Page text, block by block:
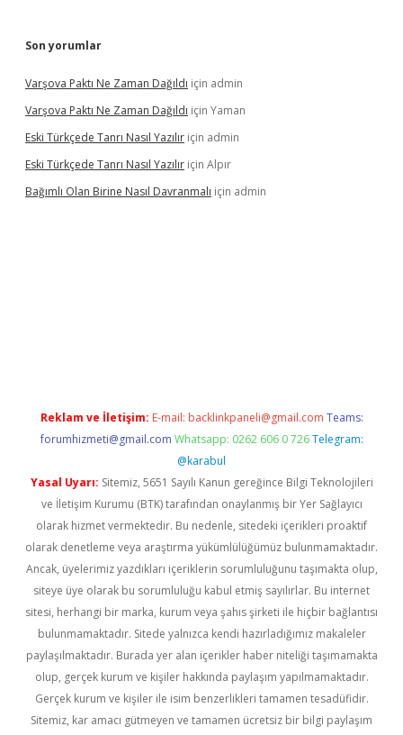
Son yorumlar
Varşova Paktı Ne Zaman Dağıldı için admin
Varşova Paktı Ne Zaman Dağıldı için Yaman
Eski Türkçede Tanrı Nasıl Yazılır için admin
Eski Türkçede Tanrı Nasıl Yazılır için Alpır
Bağımlı Olan Birine Nasıl Davranmalı için admin
Reklam ve İletişim: E-mail: backlinkpaneli@gmail.com Teams:
forumhizmeti@gmail.com Whatsapp: 0262 606 0 726 Telegram:
@karabul
Yasal Uyarı: Sitemiz, 5651 Sayılı Kanun gereğince Bilgi Teknolojileri
ve İletişim Kurumu (BTK) tarafından onaylanmış bir Yer Sağlayıcı
olarak hizmet vermektedir. Bu nedenle, sitedeki içerikleri proaktif
olarak denetleme veya araştırma yükümlülüğümüz bulunmamaktadır.
Ancak, üyelerimiz yazdıkları içeriklerin sorumluluğunu taşımakta olup,
siteye üye olarak bu sorumluluğu kabul etmiş sayılırlar. Bu internet
sitesi, herhangi bir marka, kurum veya şahıs şirketi ile hiçbir bağlantısı
bulunmamaktadır. Sitede yalnızca kendi hazırladığımız makaleler
paylaşılmaktadır. Burada yer alan içerikler haber niteliği taşımamakta
olup, gerçek kurum ve kişiler hakkında paylaşım yapılmamaktadır.
Gerçek kurum ve kişiler ile isim benzerlikleri tamamen tesadüfidir.
Sitemiz, kar amacı gütmeyen ve tamamen ücretsiz bir bilgi paylaşım